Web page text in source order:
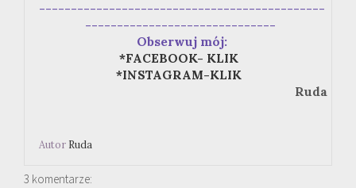
---------------------------------------------
------------------------------
Obserwuj mój:
*FACEBOOK- KLIK
*INSTAGRAM-KLIK
Ruda
Autor Ruda
3 komentarze: